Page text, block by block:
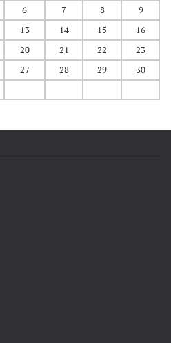
6 7 8
9
13 14 15
16
20 21 22
23
27 28 29
30